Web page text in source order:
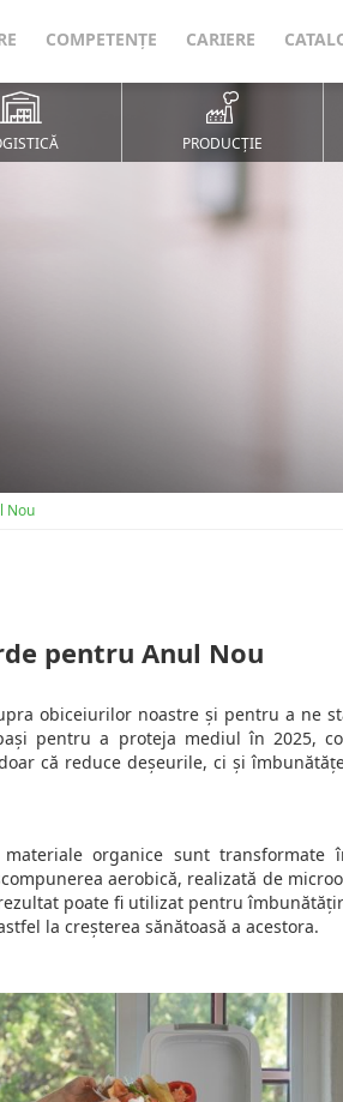
COMPETENȚE CARIERE
PRODUCȚIE
Nou
pentru Anul Nou
obiceiurilor noastre și pentru a ne
pentru a proteja mediul în 2025,
că reduce deșeurile, ci și
organice sunt transformate
aerobică, realizată de
poate fi utilizat pentru
la creșterea sănătoasă a acestora.